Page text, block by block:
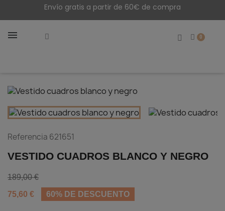
Envío gratis a partir de 60€ de compra
Referencia 621651
VESTIDO CUADROS BLANCO Y NEGRO
189,00 €
75,60 €
60% DE DESCUENTO